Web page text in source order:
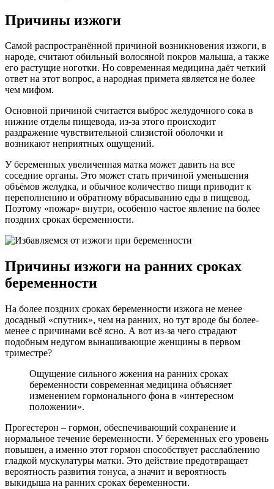
Причины изжоги
Самой распространённой причиной возникновения изжоги, в
народе, считают обильный волосяной покров малыша, а также
его растущие ноготки. Но современная медицина даёт четкий
ответ на этот вопрос, а народная примета является не более
чем мифом.
Основной причиной считается выброс желудочного сока в
нижние отделы пищевода, из-за этого происходит
раздражение чувствительной слизистой оболочки и
возникают неприятных ощущений.
У беременных увеличенная матка может давить на все
соседние органы. Это может стать причиной уменьшения
объёмов желудка, и обычное количество пищи приводит к
переполнению и обратному вбрасыванию еды в пищевод.
Поэтому «пожар» внутри, особенно частое явление на более
поздних сроках беременности.
Причины изжоги на ранних сроках
беременности
На более поздних сроках беременности изжога не менее
досадный «спутник», чем на ранних, но тут вроде бы более-
менее с причинами всё ясно. А вот из-за чего страдают
подобным недугом вынашивающие женщины в первом
триместре?
Ощущение сильного жжения на ранних сроках
беременности современная медицина объясняет
изменением гормонального фона в «интересном
положении».
Прогестерон – гормон, обеспечивающий сохранение и
нормальное течение беременности. У беременных его уровень
повышен, а именно этот гормон способствует расслаблению
гладкой мускулатуры матки. Это действие предотвращает
вероятность развития тонуса, а значит и вероятность
выкидыша на ранних сроках беременности.